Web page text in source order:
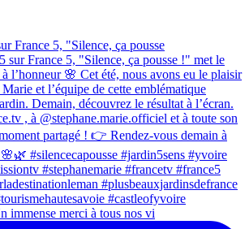
France 5, "Silence, ça pousse
immense merci à tous nos vi